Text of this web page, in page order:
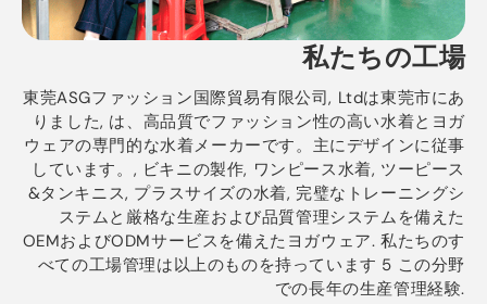
私たちの工場
東莞ASGファッション国際貿易有限公司, Ltdは東莞市にあ
りました, は、高品質でファッション性の高い水着とヨガ
ウェアの専門的な水着メーカーです。主にデザインに従事
しています。, ビキニの製作, ワンピース水着, ツーピース
&タンキニス, プラスサイズの水着, 完璧なトレーニングシ
ステムと厳格な生産および品質管理システムを備えた
OEMおよびODMサービスを備えたヨガウェア. 私たちのす
べての工場管理は以上のものを持っています 5 この分野
での長年の生産管理経験.